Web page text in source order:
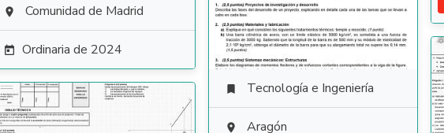
 Comunidad de Madrid
 Ordinaria de 2024
 Tecnología e Ingeniería
 Aragón